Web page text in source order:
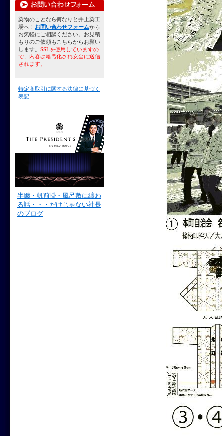
染物のことなら何なりと井上染工
場へ！ お問い合わせフォームから
お気軽にご相談ください。お見積
もりのご依頼もこちらからお願い
します。 SSLを使用していますの
で、内容は暗号化され安全に送信
されます。
特定商取引に関する法律に基づく
表記
半纏・帆前掛・風呂敷に纏わ
る話・・・だけじゃない社長
のブログ